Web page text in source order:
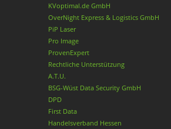
KVoptimal.de GmbH
OverNight Express & Logistics GmbH
PiP Laser
Pro Image
ProvenExpert
Rechtliche Unterstützung
A.T.U.
BSG-Wüst Data Security GmbH
DPD
First Data
Handelsverband Hessen